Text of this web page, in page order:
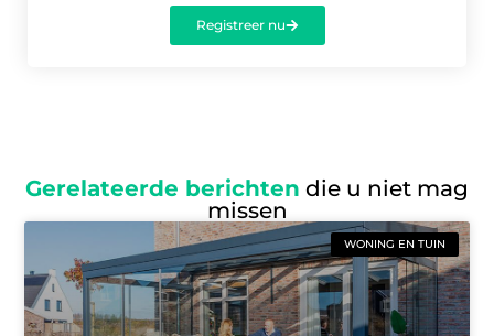
Registreer nu
Gerelateerde berichten die u niet mag
missen
WONING EN TUIN